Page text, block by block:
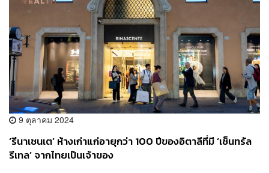
9 ตุลาคม 2024
‘รีนาเชนเต’ ห้างเก่าแก่อายุกว่า 100 ปีของอิตาลีที่มี ‘เซ็นทรัล
รีเทล’ จากไทยเป็นเจ้าของ